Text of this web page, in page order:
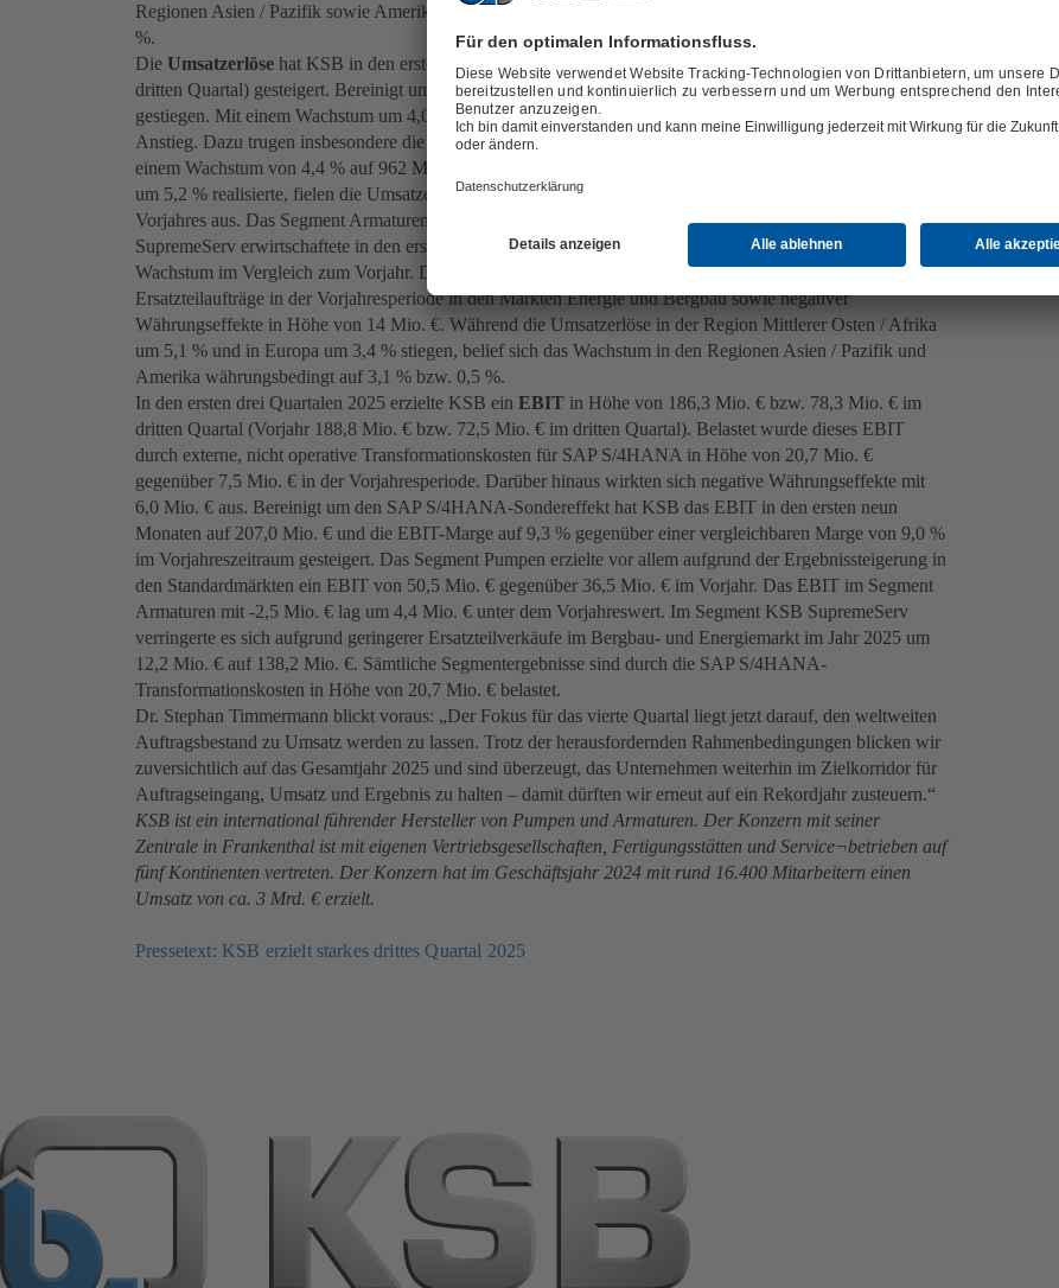
Regionen Asien / Pazifik sowie Amerika verzeichneten währungsbedingt ein Wachstum von 2,5 % bzw. 2,0
%.
Die Umsatzerlöse hat KSB in den ersten drei Quartalen um 2,8 % auf 2.233 Mio. € (davon 768 Mio. € im
dritten Quartal) gesteigert. Bereinigt um den Währungseffekt von 45 Mio. € wäre der Umsatz um 4,9 %
gestiegen. Mit einem Wachstum um 4,0 % auf 1.180 Mio. € erzielte das Segment Pumpen den stärksten
Anstieg. Dazu trugen insbesondere die Standardmärkte aufgrund des wachsenden Wassergeschäfts mit
einem Wachstum von 4,4 % auf 962 Mio. € bei. Während der Marktbereich Energie einen Umsatzanstieg
um 5,2 % realisierte, fielen die Umsatzerlöse im Marktbereich Bergbau mit -3,8 % etwas unterhalb des
Vorjahres aus. Das Segment Armaturen realisierte ein Umsatzplus von 2,9 % auf 304 Mio. €. KSB
SupremeServ erwirtschaftete in den ersten drei Quartalen 2025 mit 749 Mio. € (+1,0 %) nur ein leichtes
Wachstum im Vergleich zum Vorjahr. Der vergleichsweise geringe Anstieg ist bedingt durch größere
Ersatzteilaufträge in der Vorjahresperiode in den Märkten Energie und Bergbau sowie negativer
Währungseffekte in Höhe von 14 Mio. €. Während die Umsatzerlöse in der Region Mittlerer Osten / Afrika
um 5,1 % und in Europa um 3,4 % stiegen, belief sich das Wachstum in den Regionen Asien / Pazifik und
Amerika währungsbedingt auf 3,1 % bzw. 0,5 %.
In den ersten drei Quartalen 2025 erzielte KSB ein EBIT in Höhe von 186,3 Mio. € bzw. 78,3 Mio. € im
dritten Quartal (Vorjahr 188,8 Mio. € bzw. 72,5 Mio. € im dritten Quartal). Belastet wurde dieses EBIT
durch externe, nicht operative Transformationskosten für SAP S/4HANA in Höhe von 20,7 Mio. €
gegenüber 7,5 Mio. € in der Vorjahresperiode. Darüber hinaus wirkten sich negative Währungseffekte mit
6,0 Mio. € aus. Bereinigt um den SAP S/4HANA-Sondereffekt hat KSB das EBIT in den ersten neun
Monaten auf 207,0 Mio. € und die EBIT-Marge auf 9,3 % gegenüber einer vergleichbaren Marge von 9,0 %
im Vorjahreszeitraum gesteigert. Das Segment Pumpen erzielte vor allem aufgrund der Ergebnissteigerung in
den Standardmärkten ein EBIT von 50,5 Mio. € gegenüber 36,5 Mio. € im Vorjahr. Das EBIT im Segment
Armaturen mit -2,5 Mio. € lag um 4,4 Mio. € unter dem Vorjahreswert. Im Segment KSB SupremeServ
verringerte es sich aufgrund geringerer Ersatzteilverkäufe im Bergbau- und Energiemarkt im Jahr 2025 um
12,2 Mio. € auf 138,2 Mio. €. Sämtliche Segmentergebnisse sind durch die SAP S/4HANA-
Transformationskosten in Höhe von 20,7 Mio. € belastet.
Dr. Stephan Timmermann blickt voraus: „Der Fokus für das vierte Quartal liegt jetzt darauf, den weltweiten
Auftragsbestand zu Umsatz werden zu lassen. Trotz der herausfordernden Rahmenbedingungen blicken wir
zuversichtlich auf das Gesamtjahr 2025 und sind überzeugt, das Unternehmen weiterhin im Zielkorridor für
Auftragseingang, Umsatz und Ergebnis zu halten – damit dürften wir erneut auf ein Rekordjahr zusteuern.“
KSB ist ein international führender Hersteller von Pumpen und Armaturen. Der Konzern mit seiner
Zentrale in Frankenthal ist mit eigenen Vertriebsgesellschaften, Fertigungsstätten und Service¬betrieben auf
fünf Kontinenten vertreten. Der Konzern hat im Geschäftsjahr 2024 mit rund 16.400 Mitarbeitern einen
Umsatz von ca. 3 Mrd. € erzielt.
Pressetext: KSB erzielt starkes drittes Quartal 2025